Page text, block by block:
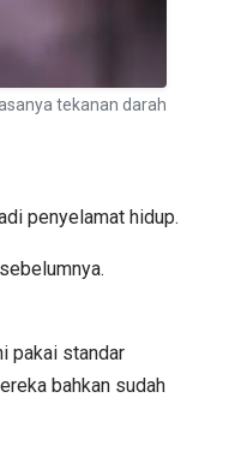
tekanan darah
penyelamat hidup.
pakai standar
bahkan sudah